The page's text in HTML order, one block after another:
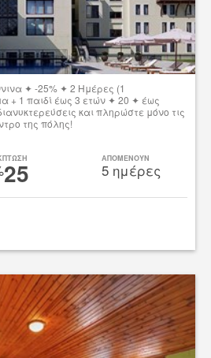
✦ -25% ✦ 2 Ημέρες (1
+ 1 παιδί έως 3 ετών ✦ 20 ✦ έως
και πληρώστε μόνο τις
της πόλης!
25 ΑΠΟΜΕΝΟΥΝ
5 ημέρες
tsibato